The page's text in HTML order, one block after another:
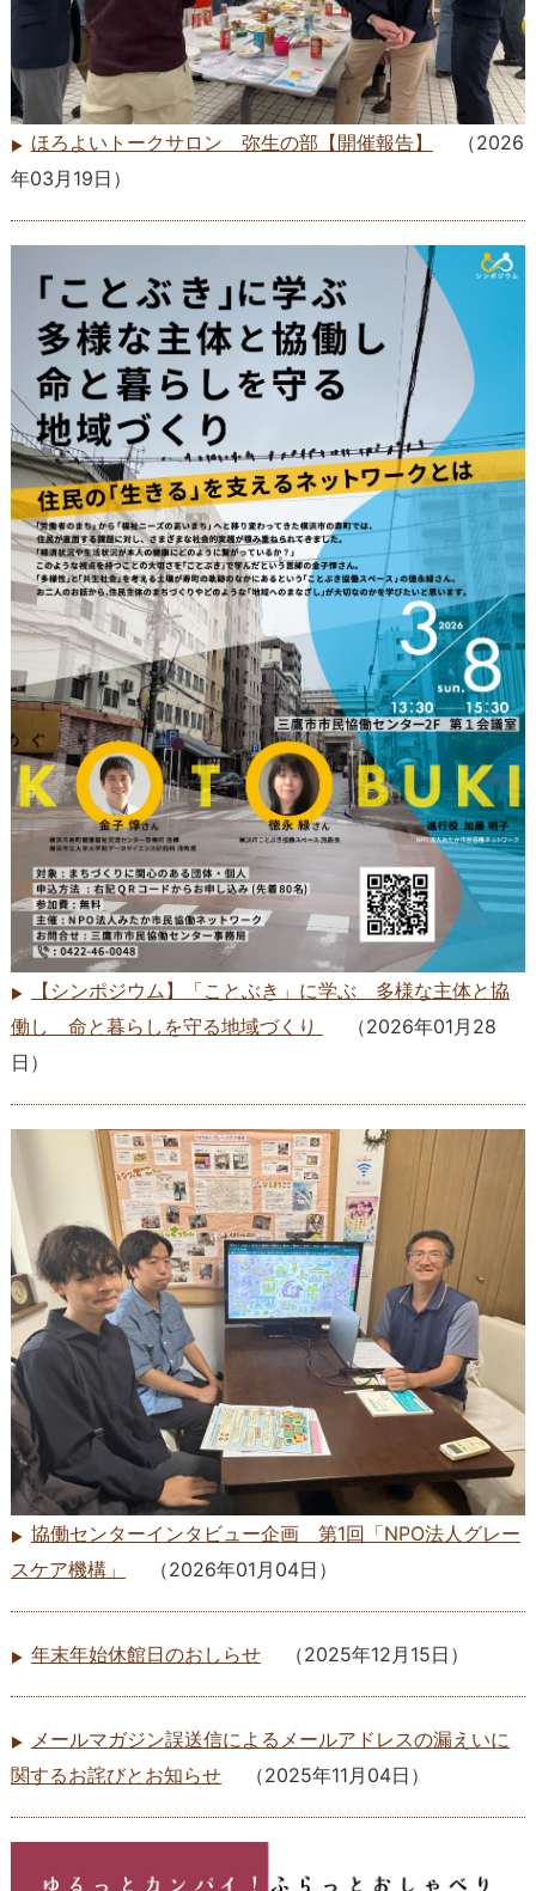
ほろよいトークサロン 弥生の部【開催報告】 （2026
年03月19日 ）
【シンポジウム】「ことぶき」に学ぶ 多様な主体と協
働し 命と暮らしを守る地域づくり
（2026年01月28
日 ）
協働センターインタビュー企画 第1回「NPO法人グレー
スケア機構」
（2026年01月04日 ）
年末年始休館日のおしらせ （2025年12月15日 ）
メールマガジン誤送信によるメールアドレスの漏えいに
関するお詫びとお知らせ
（2025年11月04日 ）